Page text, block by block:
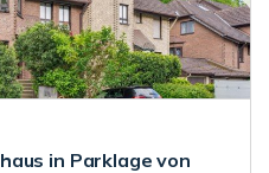
in Parklage von